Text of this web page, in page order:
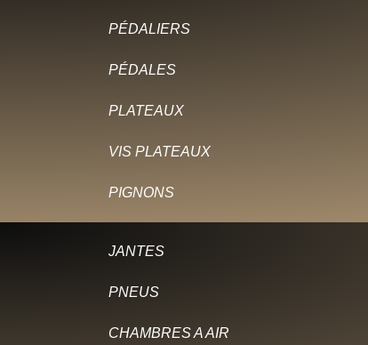
PÉDALIERS
PÉDALES
PLATEAUX
VIS PLATEAUX
PIGNONS
JANTES
PNEUS
CHAMBRES A AIR